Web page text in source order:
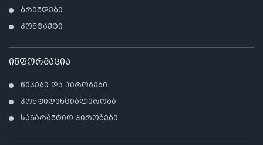
ბრენდები
კონტაქტი
ინფორმაცია
წესები და პირობები
კონფიდენციალურობა
საგარანტიო პირობები